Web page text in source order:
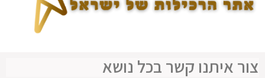
צור איתנו קשר בכל נושא